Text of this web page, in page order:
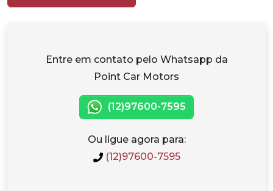
Entre em contato pelo Whatsapp da
Point Car Motors
(12)97600-7595
Ou ligue agora para:
(12)97600-7595